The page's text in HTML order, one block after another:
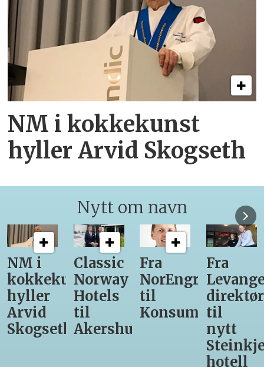
NM i kokkekunst
hyller Arvid Skogseth
Nytt om navn
Classic
Norway
Hotels
til
Akershus
Fra
NorEngros
til
Konsumgruppen
Fra
Levanger-
direktør
til
Steinkjer-
12
får
være
med
Asko